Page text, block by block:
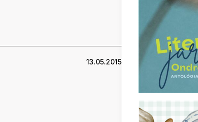
13.05.2015